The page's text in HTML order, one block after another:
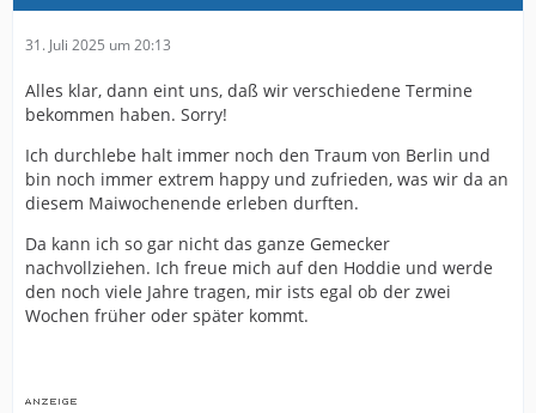
31. Juli 2025 um 20:13
Alles klar, dann eint uns, daß wir verschiedene Termine
bekommen haben. Sorry!
Ich durchlebe halt immer noch den Traum von Berlin und
bin noch immer extrem happy und zufrieden, was wir da an
diesem Maiwochenende erleben durften.
Da kann ich so gar nicht das ganze Gemecker
nachvollziehen. Ich freue mich auf den Hoddie und werde
den noch viele Jahre tragen, mir ists egal ob der zwei
Wochen früher oder später kommt.